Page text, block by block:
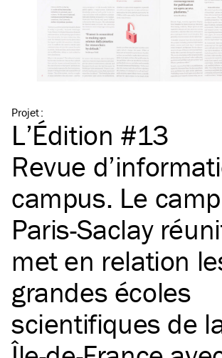
Projet:
L’Édition #13
Revue
campus. Le
Paris-Saclay
met en relation
grandes écoles
scientifiques de